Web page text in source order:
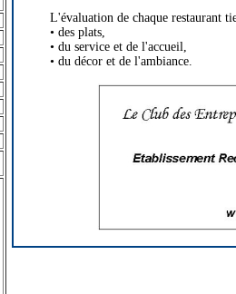
L'évaluation de chaque restaurant
• des plats,
• du service et de l'accueil,
• du décor et de l'ambiance.